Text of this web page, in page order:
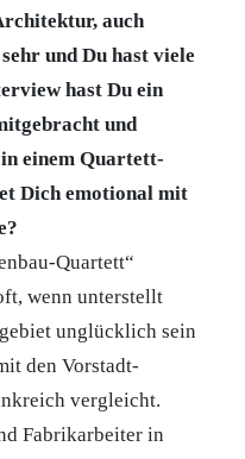
auch
und Du hast viele
hast Du ein
und
einem Quartett-
Dich emotional mit
Quartett“
wenn unterstellt
unglücklich sein
den Vorstadt-
vergleicht.
Fabrikarbeiter in